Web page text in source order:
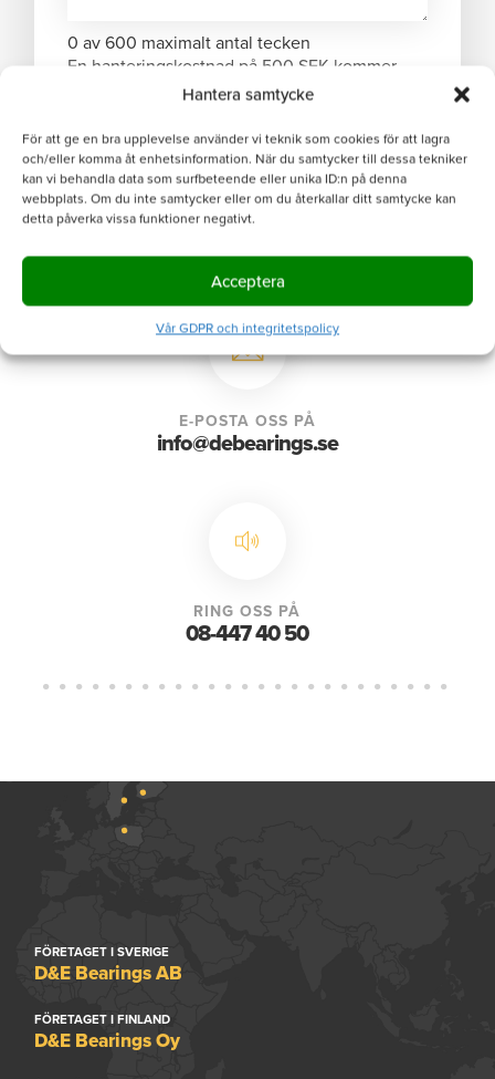
Hantera samtycke
För att ge en bra upplevelse använder vi teknik som cookies för att lagra
och/eller komma åt enhetsinformation. När du samtycker till dessa tekniker
kan vi behandla data som surfbeteende eller unika ID:n på denna
webbplats. Om du inte samtycker eller om du återkallar ditt samtycke kan
detta påverka vissa funktioner negativt.
Acceptera
Vår GDPR och integritetspolicy
0 av 600 maximalt antal tecken
En hanteringskostnad på 500 SEK kommer
debiteras om ordervärdet understiger 1000
E-POSTA OSS PÅ
info@debearings.se
RING OSS PÅ
08-447 40 50
FÖRETAGET I SVERIGE
D&E Bearings AB
FÖRETAGET I FINLAND
D&E Bearings Oy